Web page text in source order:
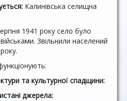
Калинівська селищна
1941 року село було
Звільнили населений
та культурної спадщини:
джерела: